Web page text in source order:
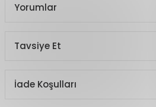
Yorumlar
Tavsiye Et
İade Koşulları